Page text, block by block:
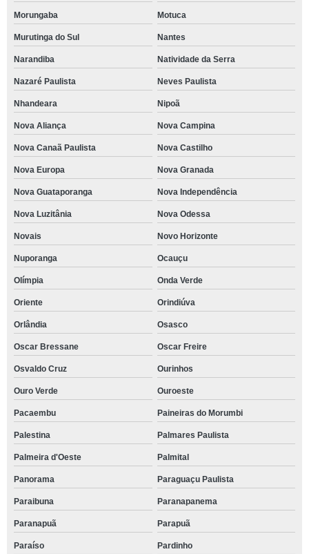
Morungaba Motuca
Murutinga do Sul Nantes
Narandiba Natividade da Serra
Nazaré Paulista Neves Paulista
Nhandeara Nipoã
Nova Aliança Nova Campina
Nova Canaã Paulista Nova Castilho
Nova Europa Nova Granada
Nova Guataporanga Nova Independência
Nova Luzitânia Nova Odessa
Novais Novo Horizonte
Nuporanga Ocauçu
Olímpia Onda Verde
Oriente Orindiúva
Orlândia Osasco
Oscar Bressane Oscar Freire
Osvaldo Cruz Ourinhos
Ouro Verde Ouroeste
Pacaembu Paineiras do Morumbi
Palestina Palmares Paulista
Palmeira d'Oeste Palmital
Panorama Paraguaçu Paulista
Paraibuna Paranapanema
Paranapuã Parapuã
Paraíso Pardinho